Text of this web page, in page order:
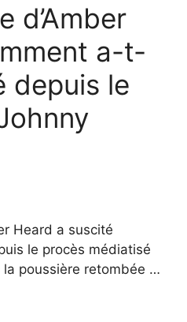
d’Amber
a-t-
depuis le
Heard a suscité
le procès médiatisé
la poussière retombée …